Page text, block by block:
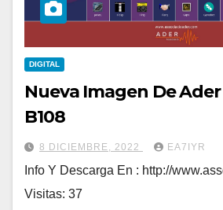
DIGITAL
Nueva Imagen De
B108
8 DICIEMBRE, 2022 EA7IYR
Info Y Descarga En : http://
Visitas: 37